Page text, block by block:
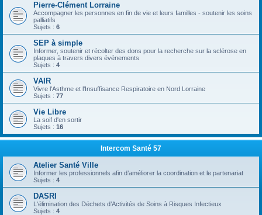
Pierre-Clément Lorraine
Accompagner les personnes en fin de vie et leurs familles - soutenir les soins
palliatifs
Sujets : 6
SEP à simple
Informer, soutenir et récolter des dons pour la recherche sur la sclérose en
plaques à travers divers événements
Sujets : 4
VAIR
Vivre l'Asthme et l'Insuffisance Respiratoire en Nord Lorraine
Sujets : 77
Vie Libre
La soif d'en sortir
Sujets : 16
Intercom Santé 57
Atelier Santé Ville
Informer les professionnels afin d’améliorer la coordination et le partenariat
Sujets : 4
DASRI
L'élimination des Déchets d’Activités de Soins à Risques Infectieux
Sujets : 4